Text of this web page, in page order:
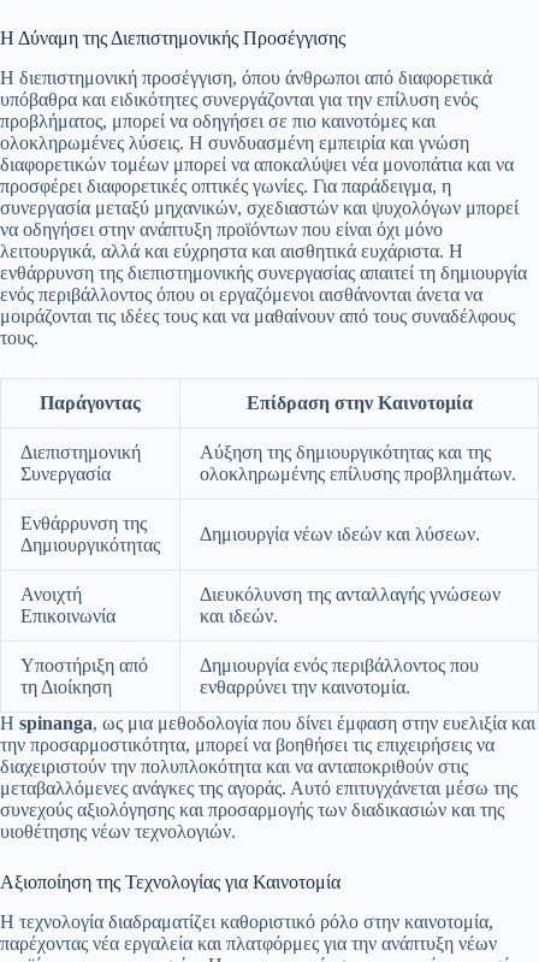
Η Δύναμη της Διεπιστημονικής Προσέγγισης
Η διεπιστημονική προσέγγιση, όπου άνθρωποι από διαφορετικά
υπόβαθρα και ειδικότητες συνεργάζονται για την επίλυση ενός
προβλήματος, μπορεί να οδηγήσει σε πιο καινοτόμες και
ολοκληρωμένες λύσεις. Η συνδυασμένη εμπειρία και γνώση
διαφορετικών τομέων μπορεί να αποκαλύψει νέα μονοπάτια και να
προσφέρει διαφορετικές οπτικές γωνίες. Για παράδειγμα, η
συνεργασία μεταξύ μηχανικών, σχεδιαστών και ψυχολόγων μπορεί
να οδηγήσει στην ανάπτυξη προϊόντων που είναι όχι μόνο
λειτουργικά, αλλά και εύχρηστα και αισθητικά ευχάριστα. Η
ενθάρρυνση της διεπιστημονικής συνεργασίας απαιτεί τη δημιουργία
ενός περιβάλλοντος όπου οι εργαζόμενοι αισθάνονται άνετα να
μοιράζονται τις ιδέες τους και να μαθαίνουν από τους συναδέλφους
τους.
Παράγοντας Επίδραση στην Καινοτομία
Διεπιστημονική
Συνεργασία
Αύξηση της δημιουργικότητας και της
ολοκληρωμένης επίλυσης προβλημάτων.
Ενθάρρυνση της
Δημιουργικότητας
Δημιουργία νέων ιδεών και λύσεων.
Ανοιχτή
Επικοινωνία
Διευκόλυνση της ανταλλαγής γνώσεων
και ιδεών.
Υποστήριξη από
τη Διοίκηση
Δημιουργία ενός περιβάλλοντος που
ενθαρρύνει την καινοτομία.
Η spinanga, ως μια μεθοδολογία που δίνει έμφαση στην ευελιξία και
την προσαρμοστικότητα, μπορεί να βοηθήσει τις επιχειρήσεις να
διαχειριστούν την πολυπλοκότητα και να ανταποκριθούν στις
μεταβαλλόμενες ανάγκες της αγοράς. Αυτό επιτυγχάνεται μέσω της
συνεχούς αξιολόγησης και προσαρμογής των διαδικασιών και της
υιοθέτησης νέων τεχνολογιών.
Αξιοποίηση της Τεχνολογίας για Καινοτομία
Η τεχνολογία διαδραματίζει καθοριστικό ρόλο στην καινοτομία,
παρέχοντας νέα εργαλεία και πλατφόρμες για την ανάπτυξη νέων